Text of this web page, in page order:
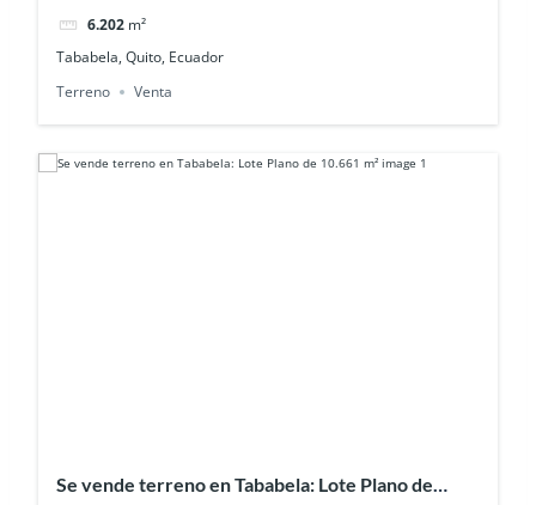
6.202 m²
Tababela, Quito, Ecuador
Terreno
Venta
Se vende terreno en Tababela: Lote Plano de